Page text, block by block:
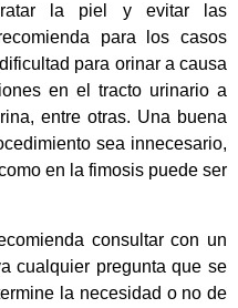
la piel y evitar las
para los casos
para orinar a causa
en el tracto urinario a
entre otras. Una buena
sea innecesario,
en la fimosis puede ser
consultar con un
cualquier pregunta que se
la necesidad o no de